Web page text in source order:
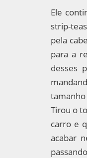
Ele
strip-
pela
para a
desses
Tirou o
carro e
acabar